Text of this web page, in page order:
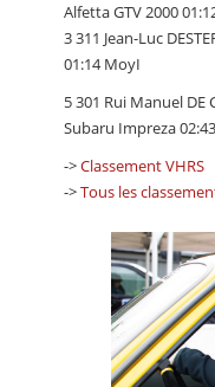
Alfetta GTV 2000
3 311 Jean-Luc
01:14 MoyI
5 301 Rui Manuel DE
Subaru Impreza
->Classement VHRS
->Tous les